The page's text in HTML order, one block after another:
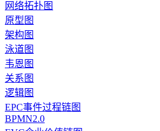
网络拓扑图
原型图
架构图
泳道图
韦恩图
关系图
逻辑图
EPC事件过程链图
BPMN2.0